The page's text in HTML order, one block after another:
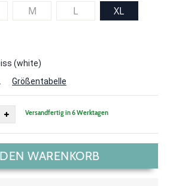
M L
XL
(white)
Größentabelle
Versandfertig in 6 Werktagen
WARENKORB